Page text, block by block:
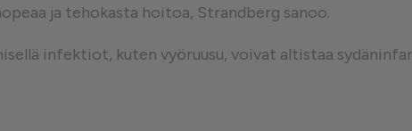
ja tehokasta hoitoa, Strandberg sanoo.
infektiot, kuten vyöruusu, voivat altistaa